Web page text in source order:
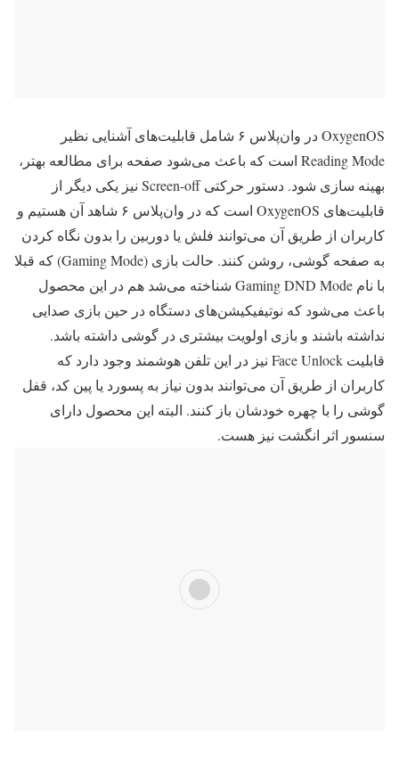
OxygenOS در وان‌پلاس ۶ شامل قابلیت‌های آشنایی نظیر
Reading Mode است که باعث می‌شود صفحه برای مطالعه بهتر،
بهینه سازی شود. دستور حرکتی Screen-off نیز یکی دیگر از
قابلیت‌های OxygenOS است که در وان‌پلاس ۶ شاهد آن هستیم و
کاربران از طریق آن می‌توانند فلش یا دوربین را بدون نگاه کردن
به صفحه گوشی، روشن کنند. حالت بازی (Gaming Mode) که قبلا
با نام Gaming DND Mode شناخته می‌شد هم در این محصول
باعث می‌شود که نوتیفیکیشن‌های دستگاه در حین بازی صدایی
نداشته باشند و بازی اولویت بیشتری در گوشی داشته باشد.
قابلیت Face Unlock نیز در این تلفن هوشمند وجود دارد که
کاربران از طریق آن می‌توانند بدون نیاز به پسورد یا پین کد، قفل
گوشی را با چهره خودشان باز کنند. البته این محصول دارای
سنسور اثر انگشت نیز هست.